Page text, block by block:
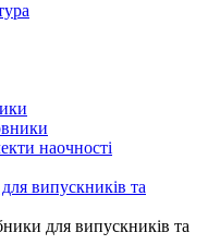
наочності
випускників та
для випускників та